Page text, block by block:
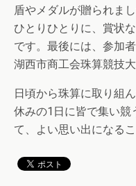
盾やメダルが贈られま
ひとりひとりに、賞状
です。最後には、参加
湖西市商工会珠算競技
日頃から珠算に取り組
休みの1日に皆で集い競
て、よい思い出になる